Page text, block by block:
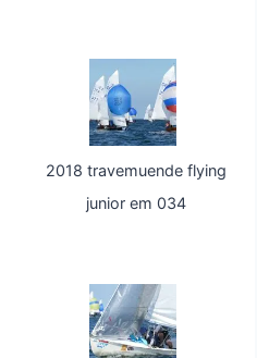
2018 travemuende flying
junior em 034